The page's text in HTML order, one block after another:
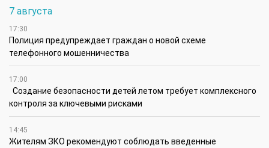
7 августа
17:30
Полиция предупреждает граждан о новой схеме
телефонного мошенничества
17:00
Создание безопасности детей летом требует комплексного
контроля за ключевыми рисками
14:45
Жителям ЗКО рекомендуют соблюдать введенные